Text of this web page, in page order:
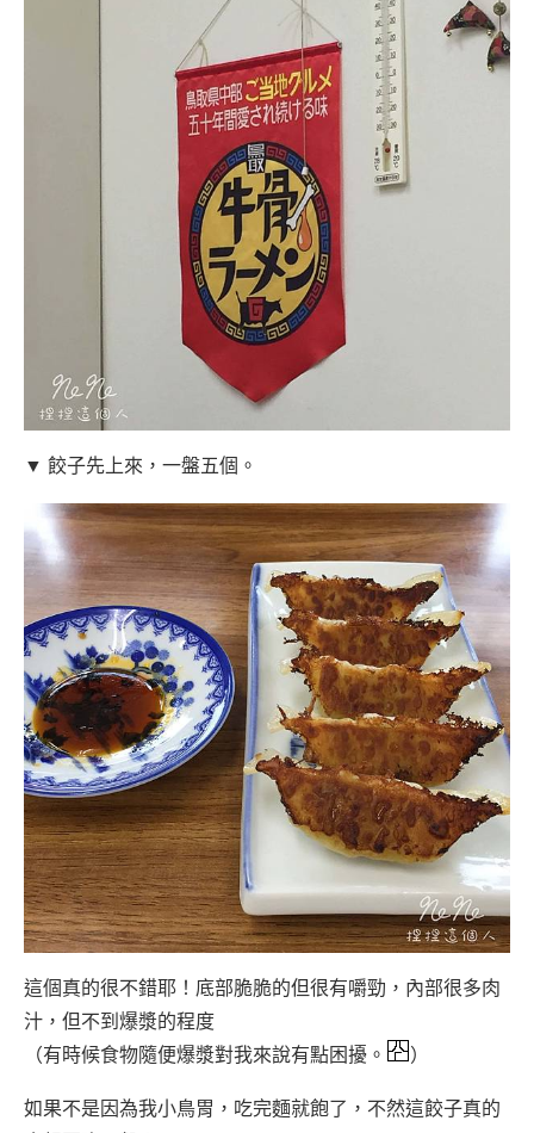
▼ 餃子先上來，一盤五個。
這個真的很不錯耶！底部脆脆的但很有嚼勁，內部很多肉
汁，但不到爆漿的程度
（有時候食物隨便爆漿對我來說有點困擾。
）
如果不是因為我小鳥胃，吃完麵就飽了，不然這餃子真的